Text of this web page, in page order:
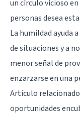
un círculo vicioso
personas desea
La humildad ayuda
de situaciones y a
menor señal de
enzarzarse en una
Artículo
oportunidades